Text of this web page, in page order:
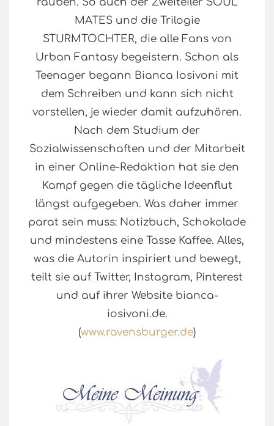
rauben. So auch der Zweiteiler SOUL
MATES und die Trilogie
STURMTOCHTER, die alle Fans von
Urban Fantasy begeistern. Schon als
Teenager begann Bianca Iosivoni mit
dem Schreiben und kann sich nicht
vorstellen, je wieder damit aufzuhören.
Nach dem Studium der
Sozialwissenschaften und der Mitarbeit
in einer Online-Redaktion hat sie den
Kampf gegen die tägliche Ideenflut
längst aufgegeben. Was daher immer
parat sein muss: Notizbuch, Schokolade
und mindestens eine Tasse Kaffee. Alles,
was die Autorin inspiriert und bewegt,
teilt sie auf Twitter, Instagram, Pinterest
und auf ihrer Website bianca-
iosivoni.de.
(www.ravensburger.de)